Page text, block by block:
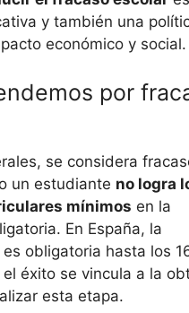
y también una
económico y social.
por
se considera
un estudiante no logra
mínimos en la
En España, la
obligatoria hasta los
el éxito se vincula a la
esta etapa.